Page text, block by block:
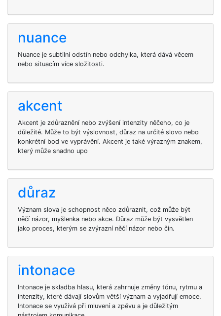
nuance
Nuance je subtilní odstín nebo odchylka, která dává věcem
nebo situacím více složitosti.
akcent
Akcent je zdůraznění nebo zvýšení intenzity něčeho, co je
důležité. Může to být výslovnost, důraz na určité slovo nebo
konkrétní bod ve vyprávění. Akcent je také výrazným znakem,
který může snadno upo
důraz
Význam slova je schopnost něco zdůraznit, což může být
něčí názor, myšlenka nebo akce. Důraz může být vysvětlen
jako proces, kterým se zvýrazní něčí názor nebo čin.
intonace
Intonace je skladba hlasu, která zahrnuje změny tónu, rytmu a
intenzity, které dávají slovům větší význam a vyjadřují emoce.
Intonace se využívá při mluvení a zpěvu a je důležitým